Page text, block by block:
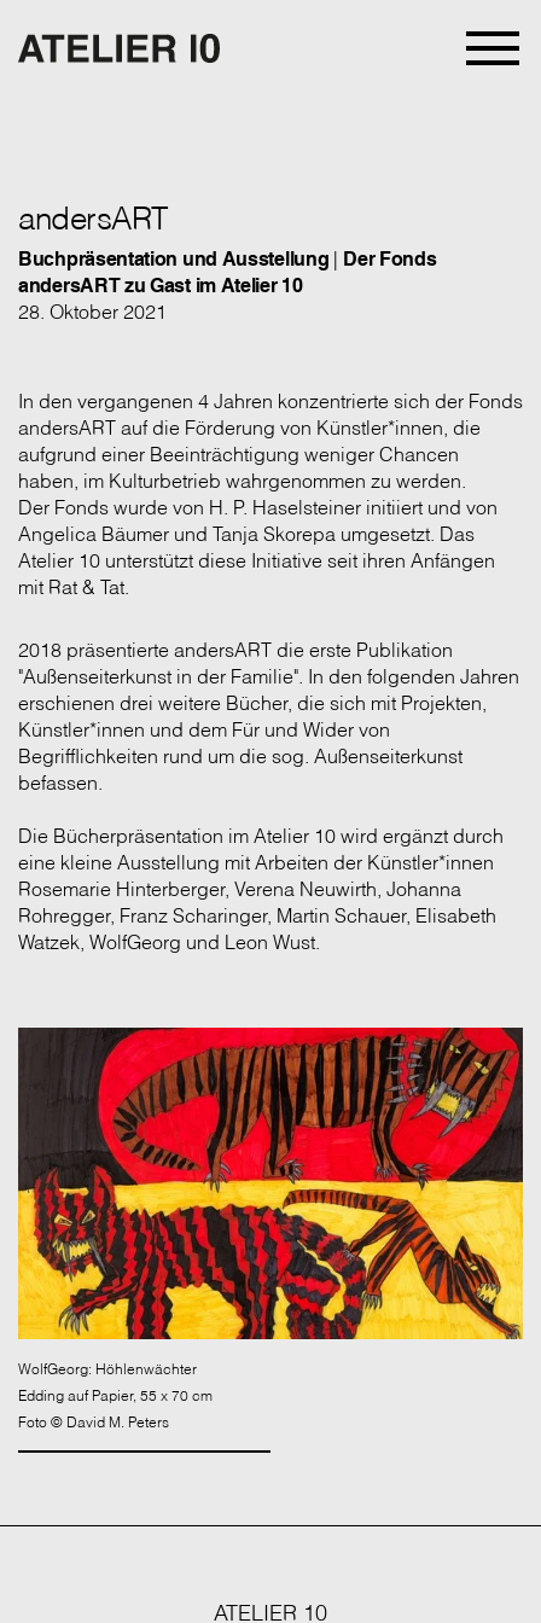
andersART
Buchpräsentation und Ausstellung | Der Fonds
andersART zu Gast im Atelier 10
28. Oktober 2021
In den vergangenen 4 Jahren konzentrierte sich der Fonds
andersART auf die Förderung von Künstler*innen, die
aufgrund einer Beeinträchtigung weniger Chancen
haben, im Kulturbetrieb wahrgenommen zu werden.
Der Fonds wurde von H. P. Haselsteiner initiiert und von
Angelica Bäumer und Tanja Skorepa umgesetzt. Das
Atelier 10 unterstützt diese Initiative seit ihren Anfängen
mit Rat & Tat.
2018 präsentierte andersART die erste Publikation
"Außenseiterkunst in der Familie". In den folgenden Jahren
erschienen drei weitere Bücher, die sich mit Projekten,
Künstler*innen und dem Für und Wider von
Begrifflichkeiten rund um die sog. Außenseiterkunst
befassen.
Die Bücherpräsentation im Atelier 10 wird ergänzt durch
eine kleine Ausstellung mit Arbeiten der Künstler*innen
Rosemarie Hinterberger, Verena Neuwirth, Johanna
Rohregger, Franz Scharinger, Martin Schauer, Elisabeth
Watzek, WolfGeorg und Leon Wust.
WolfGeorg: Höhlenwächter
Edding auf Papier, 55 x 70 cm
Foto © David M. Peters
ATELIER 10